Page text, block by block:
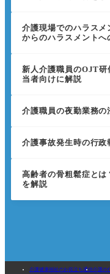
介護現場でのハラス
からのハラスメントへ
新人介護職員のOJT研
当者向けに解説
介護職員の夜勤業務
介護事故発生時の行
高齢者の骨粗鬆症と
を解説
介護健康福祉のお役立ち通信介護の